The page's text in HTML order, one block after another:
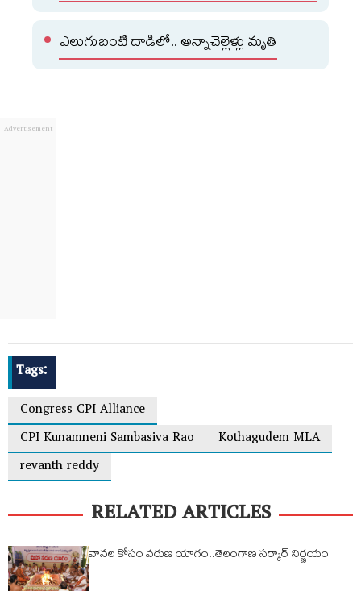
ఎలుగుబంటి దాడిలో.. అన్నాచెల్లెళ్లు మృతి
Tags:
Congress CPI Alliance
CPI Kunamneni Sambasiva Rao
Kothagudem MLA
revanth reddy
RELATED ARTICLES
వానల కోసం వరుణ యాగం..తెలంగాణ సర్కార్ నిర్ణయం